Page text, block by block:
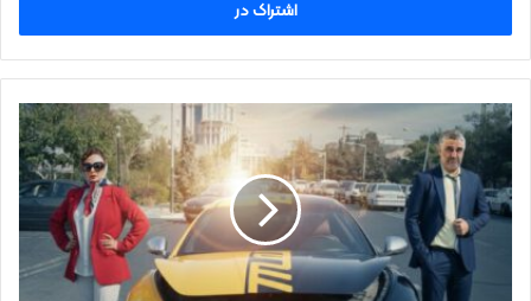
وارد
کنید
جدیدترین
خبر
از
پژمان
جمشیدی
«مازراتی»